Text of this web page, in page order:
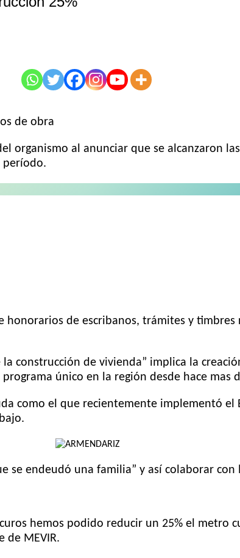
de obra
organismo al anunciar que se alcanzaron
período.
honorarios de escribanos, trámites y
construcción de vivienda” implica la
único en la región desde hace mas
como el que recientemente implementó el
se endeudó una familia” y así colaborar con
hemos podido reducir un 25% el metro
de MEVIR.